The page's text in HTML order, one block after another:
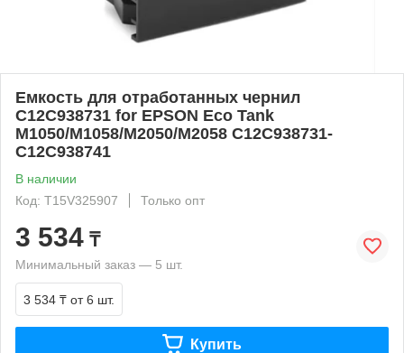
Емкость для отработанных чернил
C12C938731 for EPSON Eco Tank
M1050/M1058/M2050/M2058 C12C938731-
C12C938741
В наличии
Код: T15V325907
Только опт
3 534 ₸
Минимальный заказ — 5 шт.
3 534 ₸ от 6 шт.
Купить